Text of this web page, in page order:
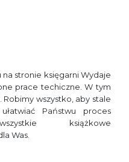
na stronie księgarni Wydaje
prace techiczne. W tym
wszystko, aby stale
Państwu proces
książkowe
Was.